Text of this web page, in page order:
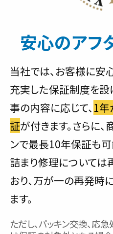
安心のアフ
当社では、お客様に安
充実した保証制度を設
事の内容に応じて、 1年
証が付きます。さらに
ンで最長10年保証も可
詰まり修理については
おり、万が一の再発時
ます。
ただし、パッキン交換、応